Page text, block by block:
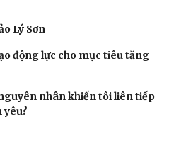
Lý Sơn
động lực cho mục tiêu tăng
nhân khiến tôi liên tiếp